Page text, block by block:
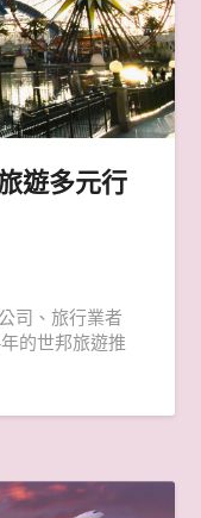
遊多元行
司、旅行業者
的世邦旅遊推